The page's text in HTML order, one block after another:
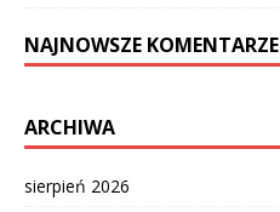
NAJNOWSZE KOMENTARZE
ARCHIWA
sierpień 2026